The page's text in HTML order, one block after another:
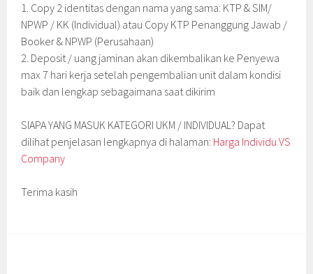
1. Copy 2 identitas dengan nama yang sama: KTP & SIM/
NPWP / KK (Individual) atau Copy KTP Penanggung Jawab /
Booker & NPWP (Perusahaan)
2. Deposit / uang jaminan akan dikembalikan ke Penyewa
max 7 hari kerja setelah pengembalian unit dalam kondisi
baik dan lengkap sebagaimana saat dikirim
SIAPA YANG MASUK KATEGORI UKM / INDIVIDUAL? Dapat
dilihat penjelasan lengkapnya di halaman: Harga Individu VS
Company
Terima kasih